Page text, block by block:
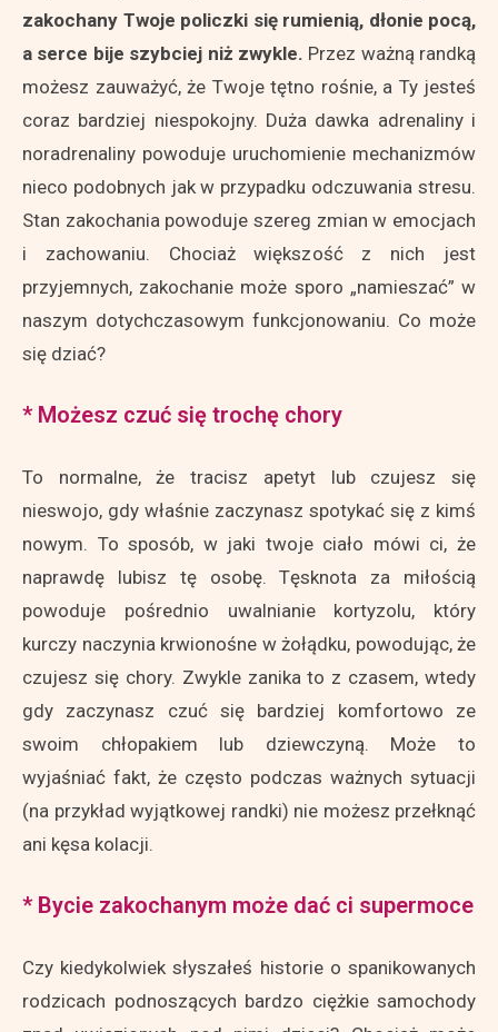
zakochany Twoje policzki się rumienią, dłonie pocą,
a serce bije szybciej niż zwykle. Przez ważną randką
możesz zauważyć, że Twoje tętno rośnie, a Ty jesteś
coraz bardziej niespokojny. Duża dawka adrenaliny i
noradrenaliny powoduje uruchomienie mechanizmów
nieco podobnych jak w przypadku odczuwania stresu.
Stan zakochania powoduje szereg zmian w emocjach
i zachowaniu. Chociaż większość z nich jest
przyjemnych, zakochanie może sporo „namieszać” w
naszym dotychczasowym funkcjonowaniu. Co może
się dziać?
* Możesz czuć się trochę chory
To normalne, że tracisz apetyt lub czujesz się
nieswojo, gdy właśnie zaczynasz spotykać się z kimś
nowym. To sposób, w jaki twoje ciało mówi ci, że
naprawdę lubisz tę osobę. Tęsknota za miłością
powoduje pośrednio uwalnianie kortyzolu, który
kurczy naczynia krwionośne w żołądku, powodując, że
czujesz się chory. Zwykle zanika to z czasem, wtedy
gdy zaczynasz czuć się bardziej komfortowo ze
swoim chłopakiem lub dziewczyną. Może to
wyjaśniać fakt, że często podczas ważnych sytuacji
(na przykład wyjątkowej randki) nie możesz przełknąć
ani kęsa kolacji.
* Bycie zakochanym może dać ci supermoce
Czy kiedykolwiek słyszałeś historie o spanikowanych
rodzicach podnoszących bardzo ciężkie samochody